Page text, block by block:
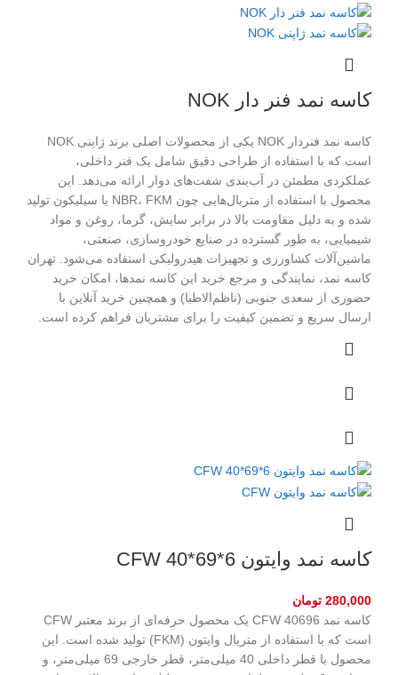
کاسه نمد فنر دار NOK
کاسه نمد فنر‌دار NOK یکی از محصولات اصلی برند ژاپنی NOK
است که با استفاده از طراحی دقیق شامل یک فنر داخلی،
عملکردی مطمئن در آب‌بندی شفت‌های دوار ارائه می‌دهد. این
محصول با استفاده از متریال‌هایی چون NBR، FKM یا سیلیکون تولید
شده و به دلیل مقاومت بالا در برابر سایش، گرما، روغن و مواد
شیمیایی، به طور گسترده در صنایع خودروسازی، صنعتی،
ماشین‌آلات کشاورزی و تجهیزات هیدرولیکی استفاده می‌شود. تهران
کاسه نمد، نمایندگی و مرجع خرید این کاسه نمد‌ها، امکان خرید
حضوری از سعدی جنوبی (ناظم‌الاطبا) و همچنین خرید آنلاین با
ارسال سریع و تضمین کیفیت را برای مشتریان فراهم کرده است.
کاسه نمد وایتون CFW 40*69*6
280,000 تومان
کاسه نمد CFW 40696 یک محصول حرفه‌ای از برند معتبر CFW
است که با استفاده از متریال وایتون (FKM) تولید شده است. این
محصول با قطر داخلی 40 میلی‌متر، قطر خارجی 69 میلی‌متر، و